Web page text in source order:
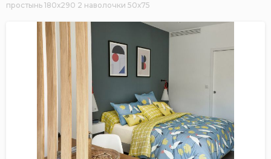
простынь 180х290 2 наволочки 50х75